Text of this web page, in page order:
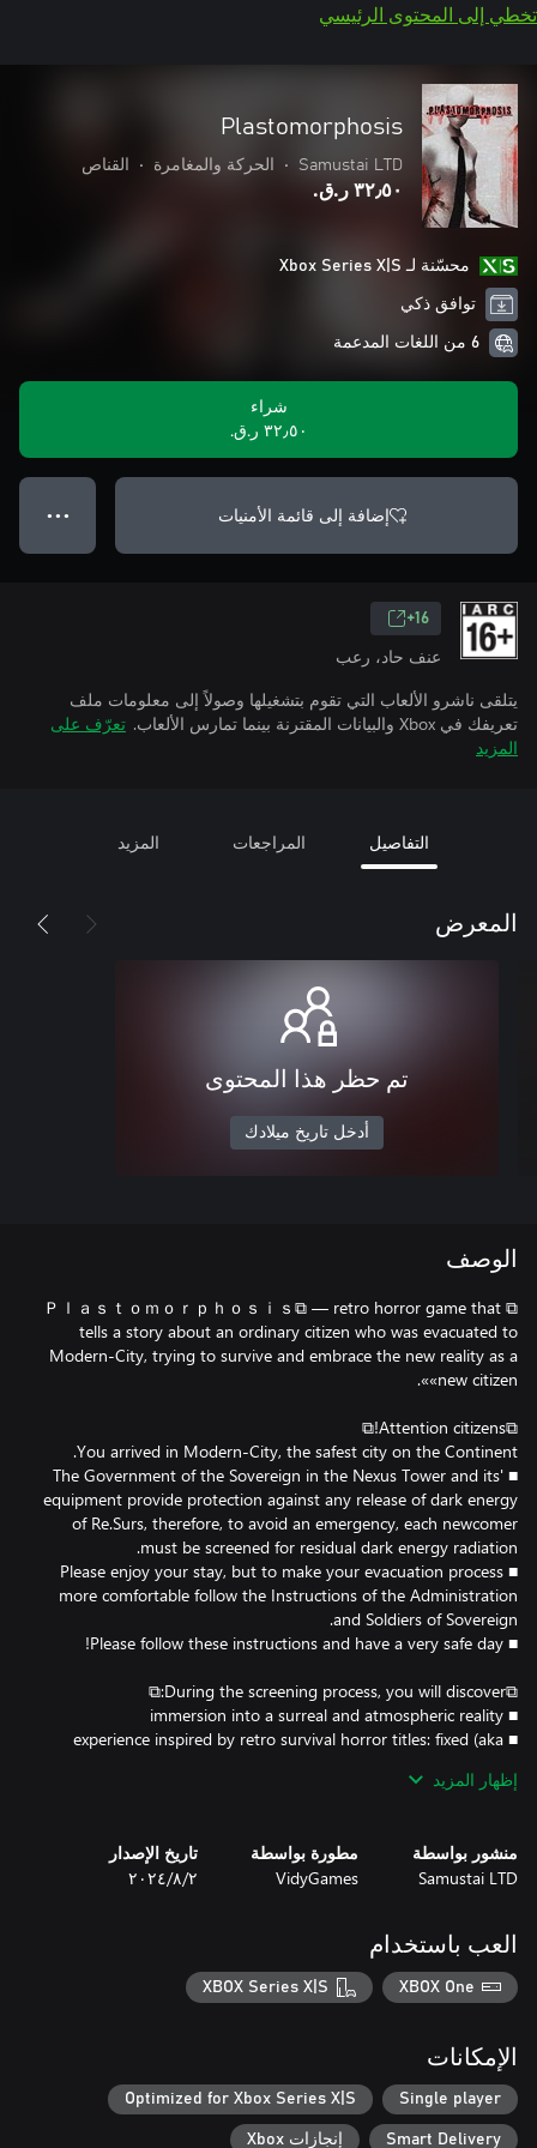
تخطي إلى المحتوى الرئيسي
Plastomorphosis
Samustai LTD
• الحركة والمغامرة • القناص
٣٢٫٥٠ ر.ق.‏
محسّنة لـ Xbox Series X|S
توافق ذكي
6 من اللغات المدعمة
شراء
٣٢٫٥٠ ر.ق.‏
إضافة إلى قائمة الأمنيات ● ● ●
16+
عنف حاد، رعب
يتلقى ناشرو الألعاب التي تقوم بتشغيلها وصولاً إلى معلومات ملف
تعريفك في Xbox والبيانات المقترنة بينما تمارس الألعاب.
تعرّف على
المزيد
التفاصيل المراجعات المزيد
المعرض
تم حظر هذا المحتوى
أدخل تاريخ ميلادك
الوصف
⧉ Ｐｌａｓｔｏｍｏｒｐｈｏｓｉｓ⧉ — retro horror game that
tells a story about an ordinary citizen who was evacuated to
Modern-City, trying to survive and embrace the new reality as a
■ The Government of the Sovereign in the Nexus Tower and its'
equipment provide protection against any release of dark energy
of Re.Surs, therefore, to avoid an emergency, each newcomer
■ Please enjoy your stay, but to make your evacuation process
more comfortable follow the Instructions of the Administration
■ experience inspired by retro survival horror titles: fixed (aka
but also using modern post-processing to boost the retro look
with fancy effects
إظهار المزيد
منشور بواسطة
Samustai LTD
مطورة بواسطة
VidyGames
تاريخ الإصدار
٢‏/٨‏/٢٠٢٤
العب باستخدام
XBOX One
XBOX Series X|S
الإمكانات
Single player
Optimized for Xbox Series X|S
Smart Delivery إنجازات Xbox